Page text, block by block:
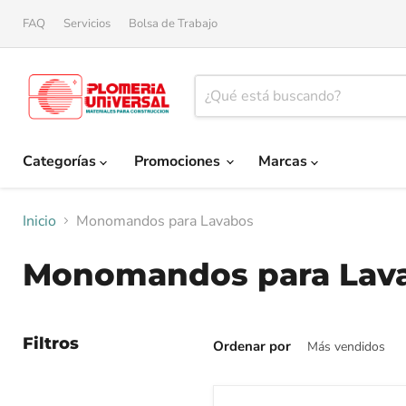
FAQ Servicios Bolsa de Trabajo
Categorías Promociones Marcas
Inicio Monomandos para Lavabos
Monomandos para
Filtros Ordenar por